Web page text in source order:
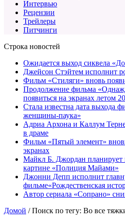
Интервью
Рецензии
Трейлеры
Питчинги
Строка новостей
Ожидается выход сиквела
Джейсон Стэйтем исполнит
Фильм «Стиляги» вновь
Продолжение фильма
появиться на экранах летом
Стала известна дата выхода
женщины-паука»
Адриа Архона и Каллум
в драме
Фильм «Пятый элемент»
экранах
Майкл Б. Джордан планирует
картине «Полиция Майами»
Джонни Депп исполнит
фильме«Рождественская
Автор сериала «Сопрано»
Домой / Поиск по тегу: Во все